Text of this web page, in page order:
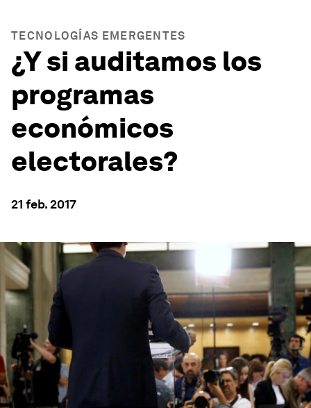
TECNOLOGÍAS EMERGENTES
¿Y si auditamos los
programas
económicos
electorales?
21 feb. 2017